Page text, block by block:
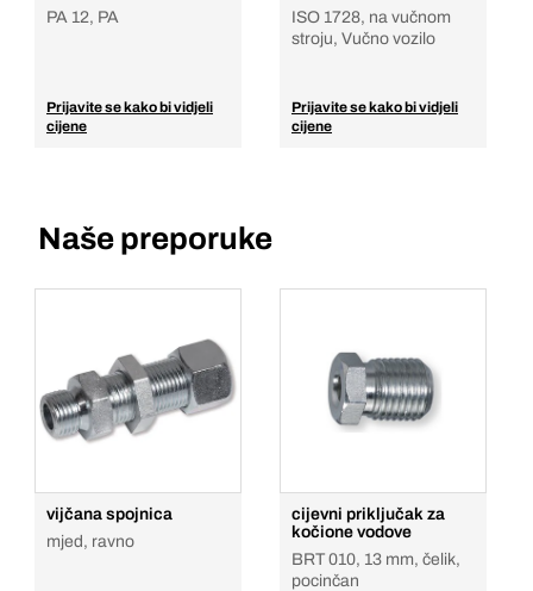
PA 12, PA
Prijavite se kako bi vidjeli
cijene
ISO 1728, na vučnom
stroju, Vučno vozilo
Prijavite se kako bi vidjeli
cijene
Naše preporuke
vijčana spojnica
mjed, ravno
cijevni priključak za
kočione vodove
BRT 010, 13 mm, čelik,
pocinčan